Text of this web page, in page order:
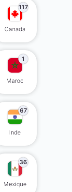
117
Canada
1
Maroc
67
Inde
36
Mexique